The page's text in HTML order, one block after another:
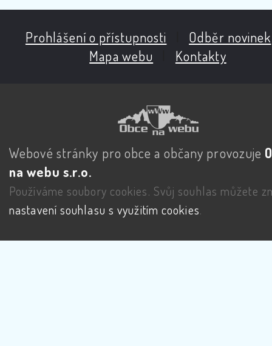
Prohlášení o přístupnosti Odběr novinek
Mapa webu
Kontakty
Webové stránky pro obce a občany provozuje
na webu s.r.o.
Používáme soubory cookies. Svůj souhlas můžete
nastavení souhlasu s využitím cookies.